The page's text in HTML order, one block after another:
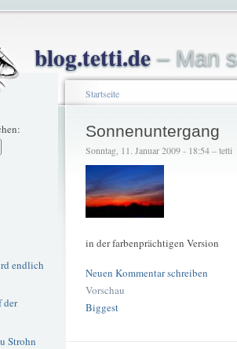
blog.tetti.de– Man
endlich
der
Strohn
Startseite
Sonnenuntergang
Sonntag, 11. Januar 2009 - 18:54 – tetti
in der farbenprächtigen Version
Neuen Kommentar schreiben
Vorschau
Biggest